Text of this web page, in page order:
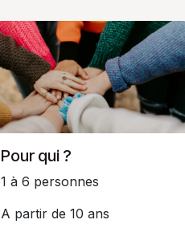
Pour qui ?
1 à 6 personnes
A partir de 10 ans